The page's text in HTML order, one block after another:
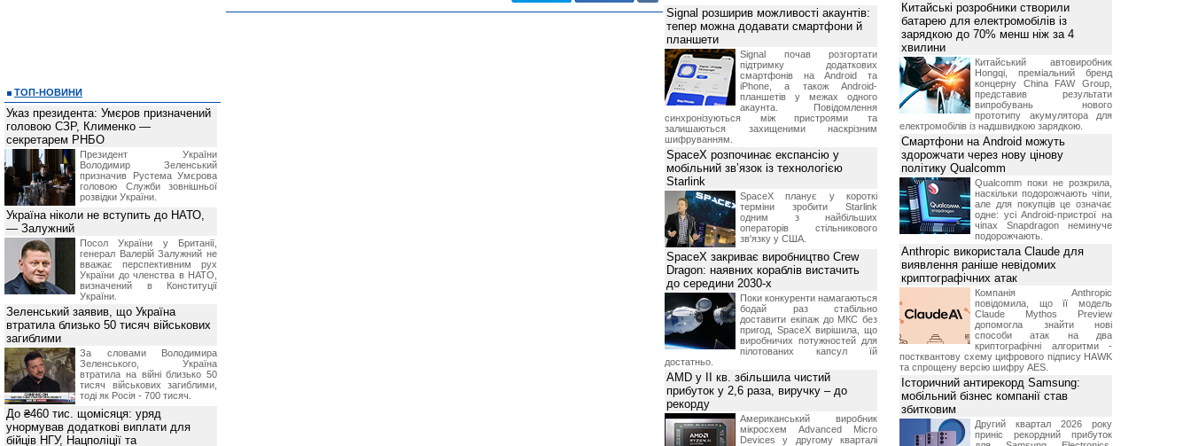
ТОП-НОВИНИ
Указ президента: Умєров призначений
головою СЗР, Клименко —
секретарем РНБО
Президент України
Володимир Зеленський
призначив Pустема Умєрова
головою Служби зовнішньої
розвідки України.
Україна ніколи не вступить до НАТО,
— Залужний
Посол України у Британії,
генерал Валерій Залужний не
вважає перспективним рух
України до членства в НАТО,
визначений в Конституції
України.
Зеленський заявив, що Україна
втратила близько 50 тисяч військових
загиблими
За словами Володимира
Зеленського, Україна
втратила на війні близько 50
тисяч військових загиблими,
тоді як Росія - 700 тисяч.
До ₴460 тис. щомісяця: уряд
унормував додаткові виплати для
бійців НГУ, Нацполіції та
Signal розширив можливості акаунтів:
тепер можна додавати смартфони й
планшети
Signal почав розгортати
підтримку додаткових
смартфонів на Android та
iPhone, а також Android-
планшетів у межах одного
акаунта. Повідомлення
синхронізуються між пристроями та
залишаються захищеними наскрізним
шифруванням.
SpaceX розпочинає експансію у
мобільний зв’язок із технологією
Starlink
SpaceX планує у короткі
терміни зробити Starlink
одним з найбільших
операторів стільникового
зв'язку у США.
SpaceX закриває виробництво Crew
Dragon: наявних кораблів вистачить
до середини 2030-х
Поки конкуренти намагаються
бодай раз стабільно
доставити екіпаж до МКС без
пригод, SpaceX вирішила, що
виробничих потужностей для
пілотованих капсул їй
достатньо.
AMD у II кв. збільшила чистий
прибуток у 2,6 раза, виручку – до
рекорду
Американський виробник
мікросхем Advanced Micro
Devices у другому кварталі
Китайські розробники створили
батарею для електромобілів із
зарядкою до 70% менш ніж за 4
хвилини
Китайський автовиробник
Hongqi, преміальний бренд
концерну China FAW Group,
представив результати
випробувань нового
прототипу акумулятора для
електромобілів із надшвидкою зарядкою.
Смартфони на Android можуть
здорожчати через нову цінову
політику Qualcomm
Qualcomm поки не розкрила,
наскільки подорожчають чіпи,
але для покупців це означає
одне: усі Android-пристрої на
чіпах Snapdragon неминуче
подорожчають.
Anthropic використала Claude для
виявлення раніше невідомих
криптографічних атак
Компанія Anthropic
повідомила, що її модель
Claude Mythos Preview
допомогла знайти нові
способи атак на два
криптографічні алгоритми -
постквантову схему цифрового підпису HAWK
та спрощену версію шифру AES.
Історичний антирекорд Samsung:
мобільний бізнес компанії став
збитковим
Другий квартал 2026 року
приніс рекордний прибуток